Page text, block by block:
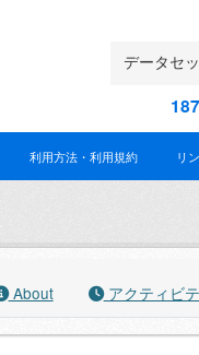
利用方法・利用規約 リ
About アクティビ